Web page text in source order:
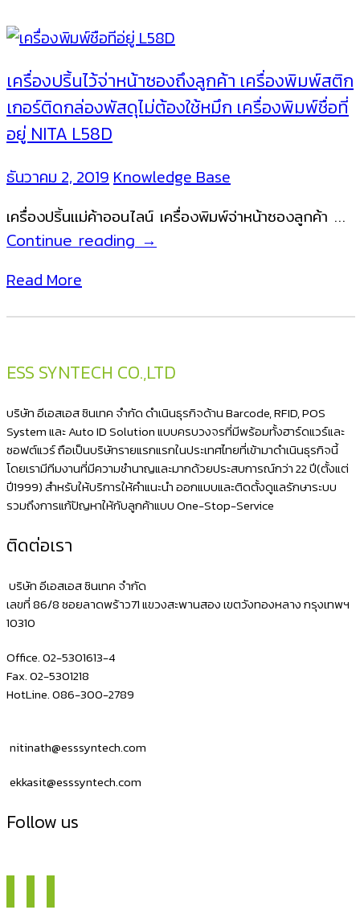
เครื่องปริ้นไว้จ่าหน้าซองถึงลูกค้า เครื่องพิมพ์สติก
เกอร์ติดกล่องพัสดุไม่ต้องใช้หมึก เครื่องพิมพ์ชื่อที่
อยู่ NITA L58D
ธันวาคม 2, 2019Knowledge Base
เครื่องปริ้นแม่ค้าออนไลน์ เครื่องพิมพ์จ่าหน้าซองลูกค้า …
Continue readingเครื่อง
ไว้
หน้า
ซอง
ถึง
ลูกค้า
เครื่อง
พิมพ์
สติ
ติด
กล่อง
เครื่องพิมพ์
→
Read More
ESS SYNTECH CO.,LTD
บริษัท อีเอสเอส ซินเทค จำกัด ดำเนินธุรกิจด้าน Barcode, RFID, POS
System และ Auto ID Solution แบบครบวงจรที่มีพร้อมทั้งฮาร์ดแวร์และ
ซอฟต์แวร์ ถือเป็นบริษัทรายแรกแรกในประเทศไทยที่เข้ามาดำเนินธุรกิจนี้
โดยเรามีทีมงานที่มีความชำนาญและมากด้วยประสบการณ์กว่า 22 ปี(ตั้งแต่
ปี1999) สำหรับให้บริการให้คำแนะนำ ออกแบบและติดตั้งดูแลรักษาระบบ
รวมถึงการแก้ปัญหาให้กับลูกค้าแบบ One-Stop-Service
ติดต่อเรา
บริษัท อีเอสเอส ซินเทค จำกัด
เลขที่ 86/8 ซอยลาดพร้าว71 แขวงสะพานสอง เขตวังทองหลาง กรุงเทพฯ
10310
Office. 02-5301613-4
Fax. 02-5301218
HotLine. 086-300-2789
nitinath@esssyntech.com
ekkasit@esssyntech.com
Follow us